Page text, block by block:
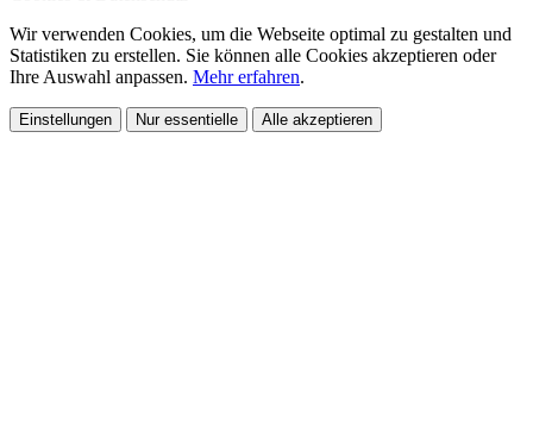
Wir verwenden Cookies, um die Webseite optimal zu gestalten und
Statistiken zu erstellen. Sie können alle Cookies akzeptieren oder
Ihre Auswahl anpassen. Mehr erfahren.
Einstellungen Nur essentielle Alle akzeptieren